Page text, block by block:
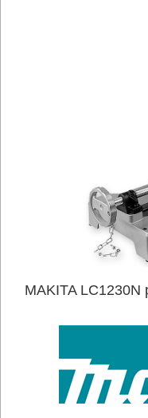
SIECIOWE
MAKITA LC1230N